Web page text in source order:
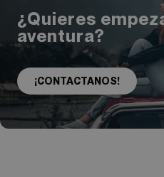
¿Quieres
aventura?
¡CONTACTANOS!